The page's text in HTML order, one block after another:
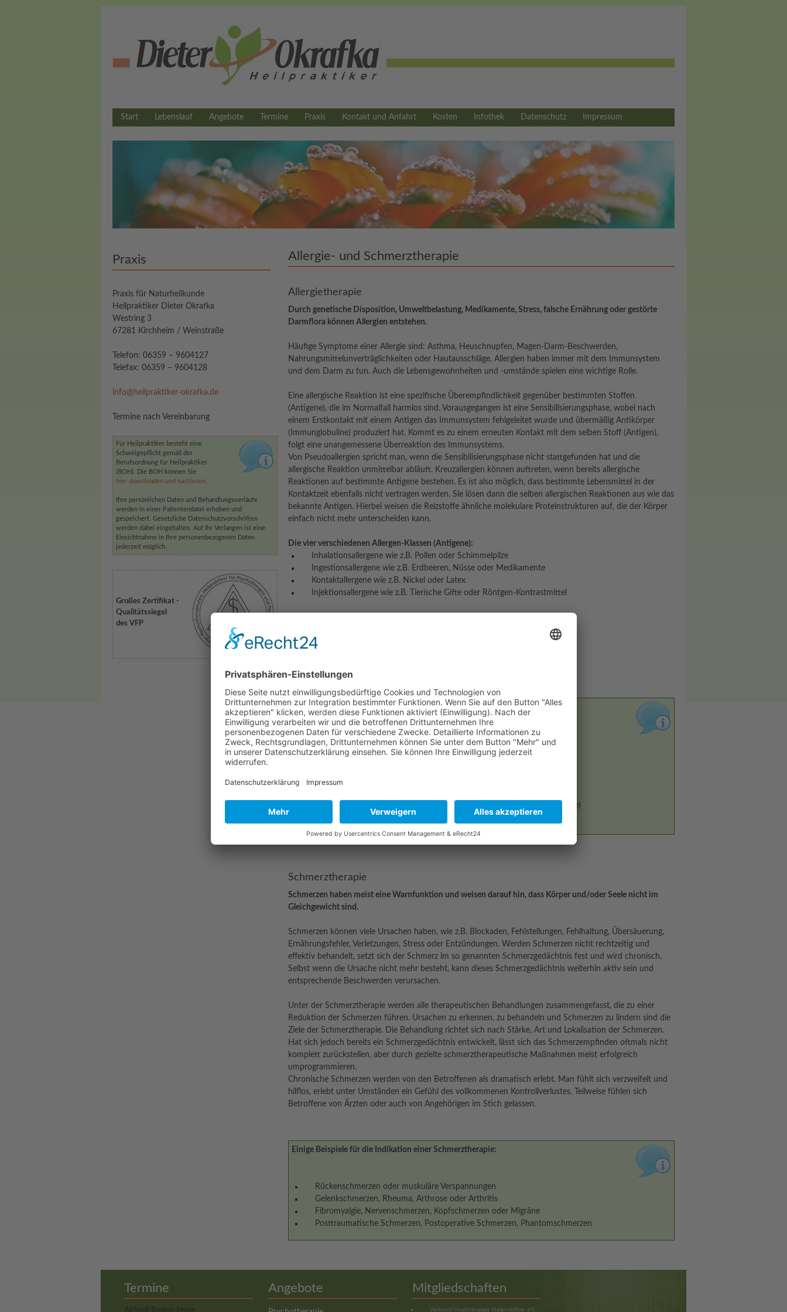
Start Lebenslauf Angebote Termine Praxis Kontakt und Anfahrt Kosten Infothek Datenschutz Impressum
Allergie- und Schmerztherapie
Allergietherapie
Durch genetische Disposition, Umweltbelastung, Medikamente, Stress, falsche Ernährung oder gestörte
Darmflora können Allergien entstehen.
Häufige Symptome einer Allergie sind: Asthma, Heuschnupfen, Magen-Darm-Beschwerden,
Nahrungsmittelunverträglichkeiten oder Hautausschläge. Allergien haben immer mit dem Immunsystem
und dem Darm zu tun. Auch die Lebensgewohnheiten und -umstände spielen eine wichtige Rolle.
Eine allergische Reaktion ist eine spezifische Überempfindlichkeit gegenüber bestimmten Stoffen
(Antigene), die im Normalfall harmlos sind. Vorausgegangen ist eine Sensibilisierungsphase, wobei nach
einem Erstkontakt mit einem Antigen das Immunsystem fehlgeleitet wurde und übermäßig Antikörper
(Immunglobuline) produziert hat. Kommt es zu einem erneuten Kontakt mit dem selben Stoff (Antigen),
folgt eine unangemessene Überreaktion des Immunsystems.
Von Pseudoallergien spricht man, wenn die Sensibilisierungsphase nicht stattgefunden hat und die
allergische Reaktion unmittelbar abläuft. Kreuzallergien können auftreten, wenn bereits allergische
Reaktionen auf bestimmte Antigene bestehen. Es ist also möglich, dass bestimmte Lebensmittel in der
Kontaktzeit ebenfalls nicht vertragen werden. Sie lösen dann die selben allergischen Reaktionen aus wie das
bekannte Antigen. Hierbei weisen die Reizstoffe ähnliche molekulare Proteinstrukturen auf, die der Körper
einfach nicht mehr unterscheiden kann.
Die vier verschiedenen Allergen-Klassen (Antigene):
Inhalationsallergene wie z.B. Pollen oder Schimmelpilze
Ingestionsallergene wie z.B. Erdbeeren, Nüsse oder Medikamente
Kontaktallergene wie z.B. Nickel oder Latex
Injektionsallergene wie z.B. Tierische Gifte oder Röntgen-Kontrastmittel
Typ I - Soforttyp (anaphylaktischer Schock)
Typ II - Zytotoxisch
Typ IV - Spättyp
Einige Beispiele für die Behandlung von Allergien:
Aufbau der Darmflora, Darmsanierung und Entgiftung
Einnahme von Probiotika
Phytotherapeutische Anwendungen
Orthomolekulare Medizin wie z.B. Calcium-, Zink- oder Vitamin-Einnahme)
Stressabbau und Veränderung der Lebensgewohnheiten
Schmerztherapie
Schmerzen haben meist eine Warnfunktion und weisen darauf hin, dass Körper und/oder Seele nicht im
Gleichgewicht sind.
Schmerzen können viele Ursachen haben, wie z.B. Blockaden, Fehlstellungen, Fehlhaltung, Übersäuerung,
Ernährungsfehler, Verletzungen, Stress oder Entzündungen. Werden Schmerzen nicht rechtzeitig und
effektiv behandelt, setzt sich der Schmerz im so genannten Schmerzgedächtnis fest und wird chronisch.
Selbst wenn die Ursache nicht mehr besteht, kann dieses Schmerzgedächtnis weiterhin aktiv sein und
entsprechende Beschwerden verursachen.
Unter der Schmerztherapie werden alle therapeutischen Behandlungen zusammengefasst, die zu einer
Reduktion der Schmerzen führen. Ursachen zu erkennen, zu behandeln und Schmerzen zu lindern sind die
Ziele der Schmerztherapie. Die Behandlung richtet sich nach Stärke, Art und Lokalisation der Schmerzen.
Hat sich jedoch bereits ein Schmerzgedächtnis entwickelt, lässt sich das Schmerzempfinden oftmals nicht
komplett zurückstellen, aber durch gezielte schmerztherapeutische Maßnahmen meist erfolgreich
umprogrammieren.
Chronische Schmerzen werden von den Betroffenen als dramatisch erlebt. Man fühlt sich verzweifelt und
hilflos, erlebt unter Umständen ein Gefühl des vollkommenen Kontrollverlustes. Teilweise fühlen sich
Betroffene von Ärzten oder auch von Angehörigen im Stich gelassen.
Einige Beispiele für die Indikation einer Schmerztherapie:
Rückenschmerzen oder muskuläre Verspannungen
Gelenkschmerzen, Rheuma, Arthrose oder Arthritis
Fibromyalgie, Nervenschmerzen, Kopfschmerzen oder Migräne
Posttraumatische Schmerzen, Postoperative Schmerzen, Phantomschmerzen
Praxis
Praxis für Naturheilkunde
Heilpraktiker Dieter Okrafka
Westring 3
67281 Kirchheim / Weinstraße
Telefon: 06359 – 9604127
Telefax: 06359 – 9604128
info@heilpraktiker-okrafka.de
Termine nach Vereinbarung
Für Heilpraktiker besteht eine
Schweigepflicht gemäß der
Berufsordnung für Heilpraktiker
(BOH). Die BOH können Sie
hier downloaden und nachlesen
Ihre persönlichen Daten und Behandlungsverläufe
werden in einer Patientendatei erhoben und
gespeichert. Gesetzliche Datenschutzvorschriften
werden dabei eingehalten. Auf Ihr Verlangen ist eine
Einsichtnahme in Ihre personenbezogenen Daten
jederzeit möglich.
Großes Zertifikat -
Qualitätssiegel
des VFP
Termine
Aktuell finden keine
Angebote Mitgliedschaften
Verband Unabhängiger Heilpraktiker e.V.,